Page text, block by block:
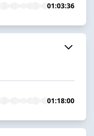
01:03:36
01:18:00